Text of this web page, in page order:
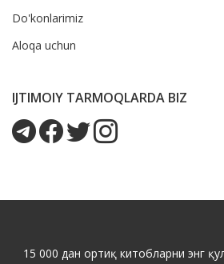
Do'konlarimiz
Aloqa uchun
IJTIMOIY TARMOQLARDA BIZ
15 000 дан ортиқ китобларни энг